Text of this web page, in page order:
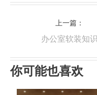
上一篇：
办公室软装知识
你可能也喜欢